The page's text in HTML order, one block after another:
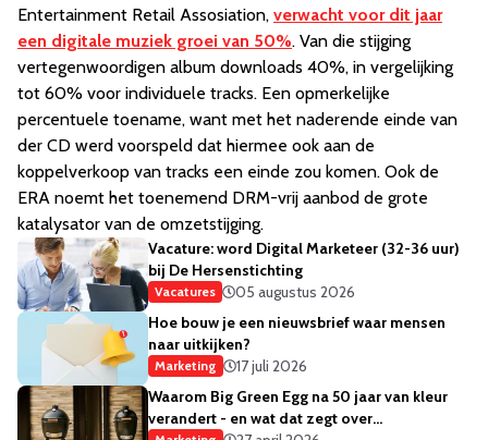
Entertainment Retail Assosiation, verwacht voor dit jaar
een digitale muziek groei van 50%. Van die stijging
vertegenwoordigen album downloads 40%, in vergelijking
tot 60% voor individuele tracks. Een opmerkelijke
percentuele toename, want met het naderende einde van
der CD werd voorspeld dat hiermee ook aan de
koppelverkoop van tracks een einde zou komen. Ook de
ERA noemt het toenemend DRM-vrij aanbod de grote
katalysator van de omzetstijging.
Vacature: word Digital Marketeer (32-36 uur)
bij De Hersenstichting
Vacatures
05 augustus 2026
Hoe bouw je een nieuwsbrief waar mensen
naar uitkijken?
Marketing
17 juli 2026
Waarom Big Green Egg na 50 jaar van kleur
verandert - en wat dat zegt over